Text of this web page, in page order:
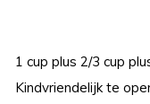
1 cup plus 2/3 cup
Kindvriendelijk te